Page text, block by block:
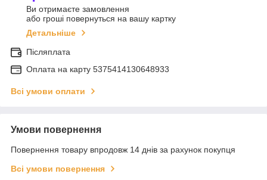
Ви отримаєте замовлення
або гроші повернуться на вашу картку
Детальніше
Післяплата
Оплата на карту 5375414130648933
Всі умови оплати
Умови повернення
Повернення товару впродовж 14 днів за рахунок покупця
Всі умови повернення